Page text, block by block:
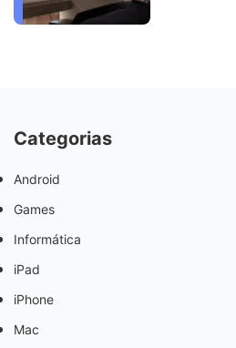
Categorias
Android
Games
Informática
iPad
iPhone
Mac